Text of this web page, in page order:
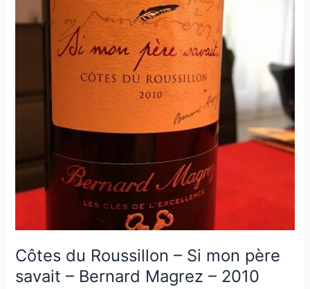
Côtes du Roussillon – Si mon père
savait – Bernard Magrez – 2010